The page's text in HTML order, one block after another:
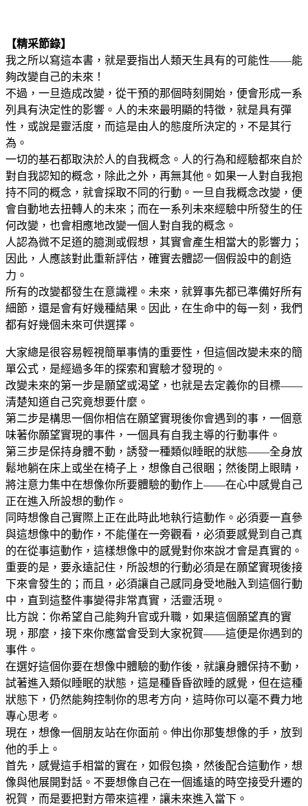
【精采節錄】
我之所以寫這本書，就是要指出人類天生具有的可能性——能
夠改變自己的未來！
不過，一旦造成改變，從干預的那個時刻開始，便會形成一系
列具有決定性的影響。人的未來最明顯的特徵，就是具有彈
性，或說是靈活度，而這是由人的態度所決定的，不是其行
為。
一切的基石都取決於人的自我概念。人的行為和經驗都來自於
對自我認知的概念，除此之外，再無其他。如果一人對自我抱
持不同的概念，就會採取不同的行動。一旦自我概念改變，便
會自動地去扭轉人的未來；而在一系列未來經驗中所發生的任
何改變，也會相應地改變一個人對自我的概念。
人認為微不足道的臆測或假想，其實會產生相當大的影響力；
因此，人應該對此重新評估，確實去體認一個假設中的創造
力。
所有的改變都發生在意識裡。未來，就算事先都已準備好所有
細節，還是會有好幾種結果。因此，在生命中的每一刻，我們
都有好幾個未來可供選擇。
大家總是很容易輕視簡單事情的重要性，但這個改變未來的簡
單公式，是經過多年的探索和實驗才發現的。
改變未來的第一步是願望或渴望，也就是去定義你的目標——
清楚知道自己究竟想要什麼。
第二步是構思一個你相信在願望實現後你會遇到的事，一個意
味著你願望實現的事件，一個具有自我主導的行動事件。
第三步是保持身體不動，誘發一種類似睡眠的狀態——全身放
鬆地躺在床上或坐在椅子上，想像自己很睏；然後閉上眼睛，
將注意力集中在想像你所要體驗的動作上——在心中感覺自己
正在進入所設想的動作。
同時想像自己實際上正在此時此地執行這動作。必須要一直參
與這想像中的動作，不能僅在一旁觀看，必須要感覺到自己真
的在從事這動作，這樣想像中的感覺對你來說才會是真實的。
重要的是，要永遠記住，所設想的行動必須是在願望實現後接
下來會發生的；而且，必須讓自己感同身受地融入到這個行動
中，直到這整件事變得非常真實，活靈活現。
比方說：你希望自己能夠升官或升職，如果這個願望真的實
現，那麼，接下來你應當會受到大家祝賀——這便是你遇到的
事件。
在選好這個你要在想像中體驗的動作後，就讓身體保持不動，
試著進入類似睡眠的狀態，這是種昏昏欲睡的感覺，但在這種
狀態下，仍然能夠控制你的思考方向，這時你可以毫不費力地
專心思考。
現在，想像一個朋友站在你面前。伸出你那隻想像的手，放到
他的手上。
首先，感覺這手相當的實在，如假包換，然後配合這動作，想
像與他展開對話。不要想像自己在一個遙遠的時空接受升遷的
祝賀，而是要把對方帶來這裡，讓未來進入當下。